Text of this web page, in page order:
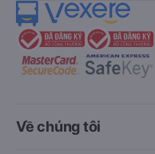
Về chúng tôi